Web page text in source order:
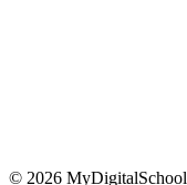
© 2026 MyDigitalSchool